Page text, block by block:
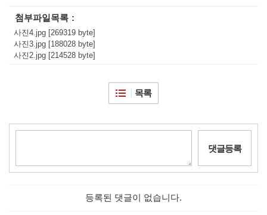
첨부파일목록
사진4.jpg [269319 byte]
사진3.jpg [188028 byte]
사진2.jpg [214528 byte]
목록
댓글등록
등록된 댓글이 없습니다.